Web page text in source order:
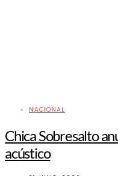
NACIONAL
Chica Sobresalto
acústico